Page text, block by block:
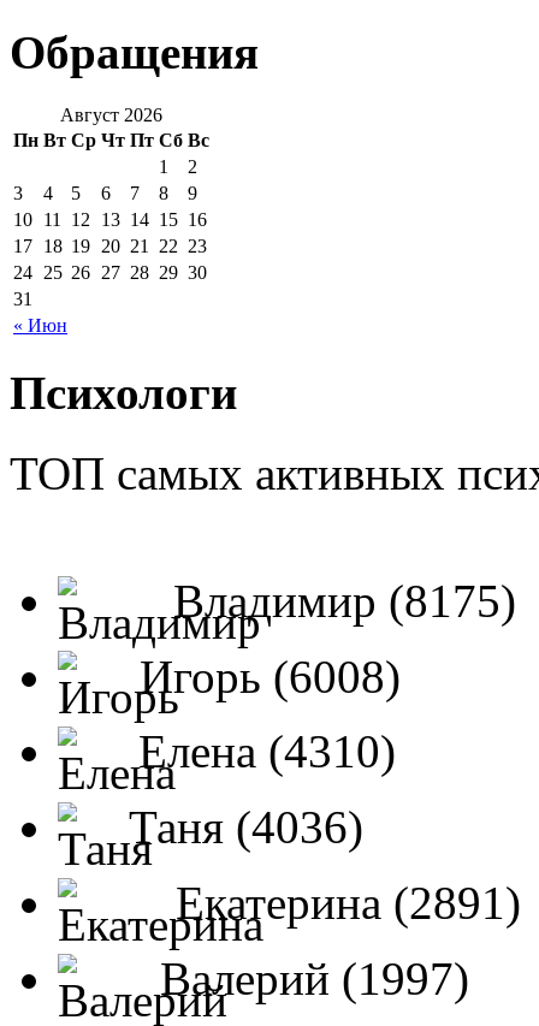
Обращения
Август 2026
Пн Вт Ср Чт Пт Сб Вс
« Июн
1
2
3
4 5 6 7 8
9
10 11 12 13 14 15 16
17 18 19 20 21 22 23
24 25 26 27 28 29 30
31
Психологи
ТОП самых активных
Владимир (8175)
Игорь (6008)
Елена (4310)
Таня (4036)
Екатерина (2891)
Валерий (1997)